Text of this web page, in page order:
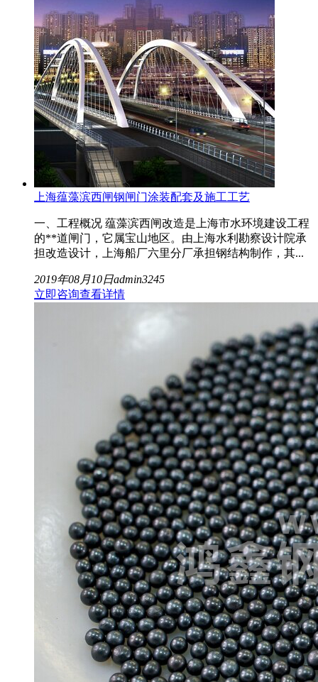
上海蕴藻滨西闸钢闸门涂装配套及施工工艺
一、工程概况 蕴藻滨西闸改造是上海市水环境建设工程
的**道闸门，它属宝山地区。由上海水利勘察设计院承
担改造设计，上海船厂六里分厂承担钢结构制作，其...
2019年08月10日admin3245
立即咨询查看详情